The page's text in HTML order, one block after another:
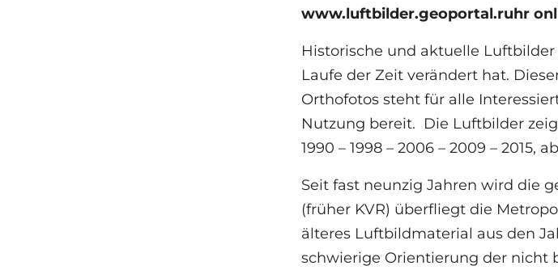
www.luftbilder.geoportal.ruhr
Historische und aktuelle
Laufe der Zeit verändert hat.
Orthofotos steht für alle
Nutzung bereit. Die Luftbilder
1990 – 1998 – 2006 – 2009 – 2015,
Seit fast neunzig Jahren wird die
(früher KVR) überfliegt die
älteres Luftbildmaterial aus den
schwierige Orientierung der nicht